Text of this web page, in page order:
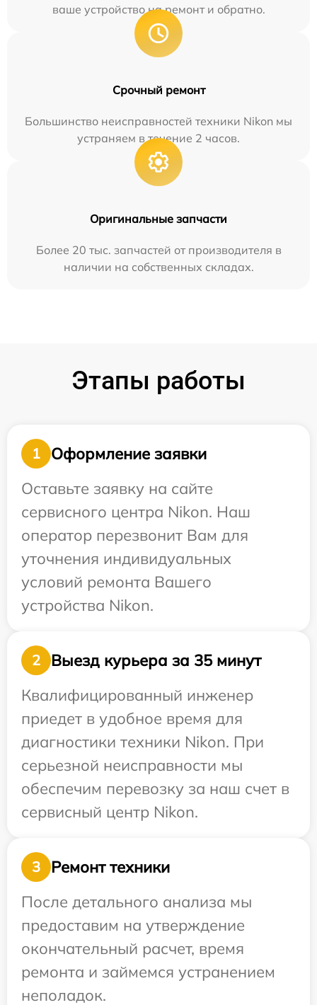
ваше устройство на ремонт и обратно.
Срочный ремонт
Большинство неисправностей техники Nikon мы
устраняем в течение 2 часов.
Оригинальные запчасти
Более 20 тыс. запчастей от производителя в
наличии на собственных складах.
Этапы работы
1
Оформление заявки
Оставьте заявку на сайте
сервисного центра Nikon. Наш
оператор перезвонит Вам для
уточнения индивидуальных
условий ремонта Вашего
устройства Nikon.
2
Выезд курьера за 35 минут
Квалифицированный инженер
приедет в удобное время для
диагностики техники Nikon. При
серьезной неисправности мы
обеспечим перевозку за наш счет в
сервисный центр Nikon.
3
Ремонт техники
После детального анализа мы
предоставим на утверждение
окончательный расчет, время
ремонта и займемся устранением
неполадок.